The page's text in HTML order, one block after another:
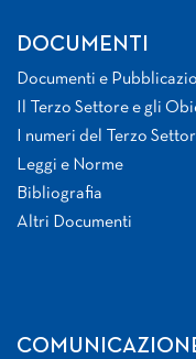
DOCUMENTI
Documenti e
Il Terzo Settore e gli
I numeri del Terzo
Leggi e Norme
Bibliografia
Altri Documenti